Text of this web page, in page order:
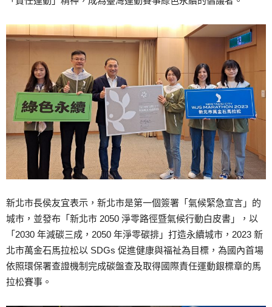
新北市長侯友宜表示，新北市是第一個簽署「氣候緊急宣言」的
城市，並發布「新北市 2050 淨零路徑暨氣候行動白皮書」，以
「2030 年減碳三成，2050 年淨零碳排」打造永續城市，2023 新
北市萬金石馬拉松以 SDGs 促進健康與福祉為目標，為國內首場
依照環保署查證機制完成碳盤查及取得國際責任運動銀標章的馬
拉松賽事。